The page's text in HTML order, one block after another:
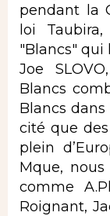
pendant la
loi
"Blancs" qui
Joe
Blancs
Blancs dans
cité que
plein
Mque,
comme
Roignant,